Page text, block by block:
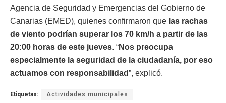
Agencia de Seguridad y Emergencias del Gobierno de
Canarias (EMED), quienes confirmaron que las rachas
de viento podrían superar los 70 km/h a partir de las
20:00 horas de este jueves. “Nos preocupa
especialmente la seguridad de la ciudadanía, por eso
actuamos con responsabilidad”, explicó.
Etiquetas: Actividades municipales